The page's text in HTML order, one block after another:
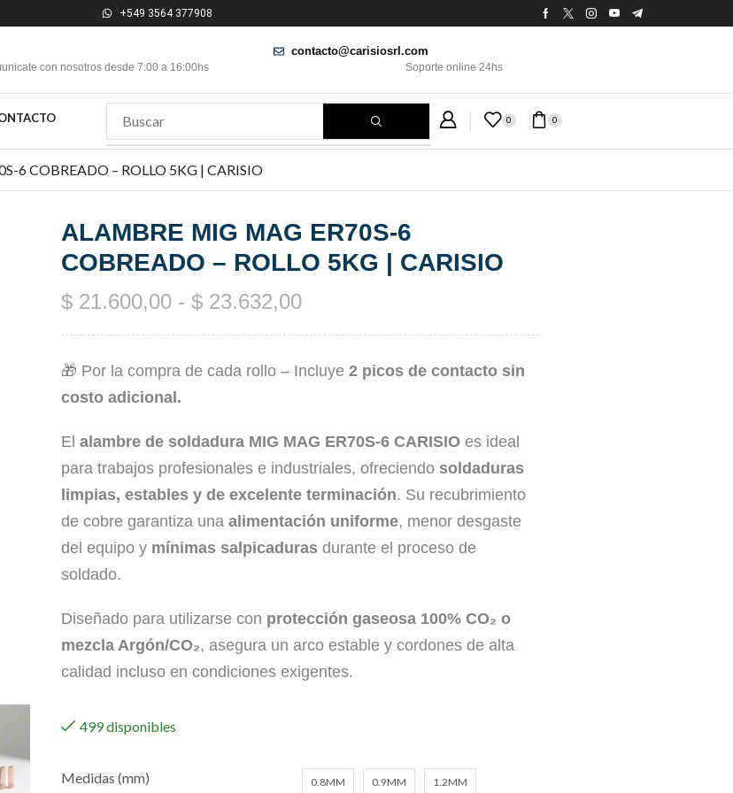
+549 3564 377908
con nosotros desde 7:00 a 16:00hs
contacto@carisiosrl.com
Soporte online 24hs
0 0
6 COBREADO – ROLLO 5KG | CARISIO
ALAMBRE MIG MAG ER70S-6
COBREADO – ROLLO 5KG | CARISIO
$ 21.600,00 - $ 23.632,00
🎁 Por la compra de cada rollo – Incluye 2 picos de contacto sin
costo adicional.
El alambre de soldadura MIG MAG ER70S-6 CARISIO es ideal
para trabajos profesionales e industriales, ofreciendo soldaduras
limpias, estables y de excelente terminación. Su recubrimiento
de cobre garantiza una alimentación uniforme, menor desgaste
del equipo y mínimas salpicaduras durante el proceso de
soldado.
Diseñado para utilizarse con protección gaseosa 100% CO₂ o
mezcla Argón/CO₂, asegura un arco estable y cordones de alta
calidad incluso en condiciones exigentes.
499 disponibles
Medidas (mm) 0.8MM 0.9MM 1.2MM